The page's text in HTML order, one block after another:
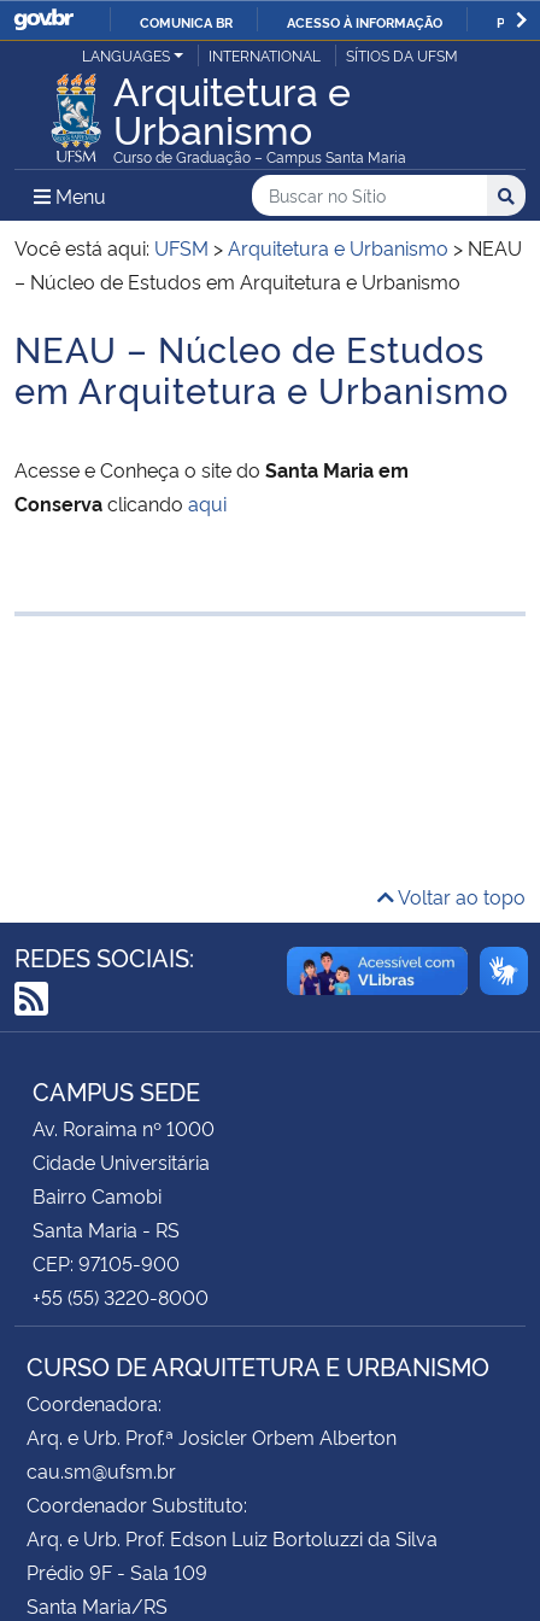
IR
PARA
O
CONTEÚDO
COMUNICA BR ACESSO À INFORMAÇÃO
Ministério da Justiça e Segurança Pública
Ministério da Defesa
Ministério das Relações Exteriores
Ministério da Infraestrutura
Ministério da Educação
Controladoria-Geral da União
Secretaria-Geral
Secretaria de Governo
Gabinete de Segurança Institucional
Advocacia-Geral da União
Planalto
LANGUAGES INTERNATIONAL SÍTIOS DA UFSM
Arquitetura e
Urbanismo
Curso de Graduação – Campus Santa Maria
Menu Menu Principal do Sítio
Busca
Buscar no no Sítio
Busca:
Você está aqui: UFSM >Arquitetura e Urbanismo > NEAU
– Núcleo de Estudos em Arquitetura e Urbanismo
Início do conteúdo
NEAU – Núcleo de Estudos
em Arquitetura e Urbanismo
Acesse e Conheça o site do Santa Maria em
Conservaclicando aqui
Voltar ao topo
REDES SOCIAIS:
RSS
CAMPUS SEDE
Av. Roraima nº 1000
Cidade Universitária
Bairro Camobi
Santa Maria - RS
CEP: 97105-900
+55 (55) 3220-8000
CURSO DE ARQUITETURA E URBANISMO
Coordenadora:
Arq. e Urb. Prof.ª Josicler Orbem Alberton
cau.sm@ufsm.br
Coordenador Substituto:
Arq. e Urb. Prof. Edson Luiz Bortoluzzi da Silva
Prédio 9F - Sala 109
Santa Maria/RS